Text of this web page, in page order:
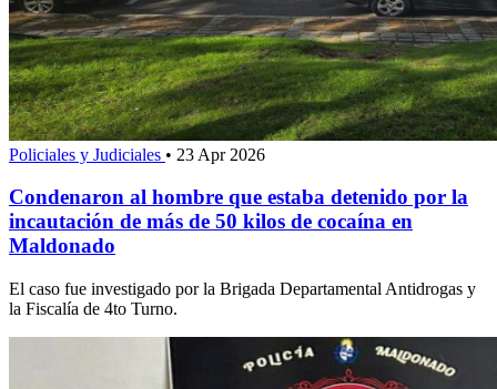
Policiales y Judiciales • 23 Apr 2026
Condenaron al hombre que estaba detenido por la
incautación de más de 50 kilos de cocaína en
Maldonado
El caso fue investigado por la Brigada Departamental Antidrogas y
la Fiscalía de 4to Turno.